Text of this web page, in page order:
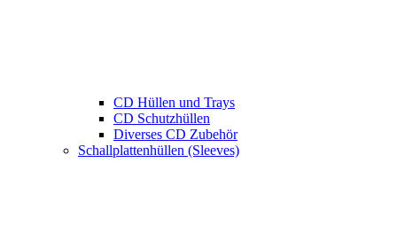
CD Hüllen und Trays
CD Schutzhüllen
Diverses CD Zubehör
Schallplattenhüllen (Sleeves)